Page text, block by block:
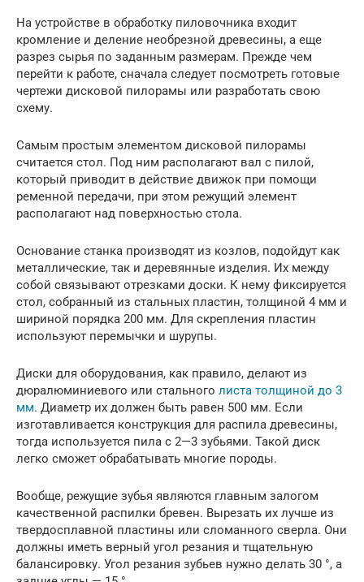
На устройстве в обработку пиловочника входит
кромление и деление необрезной древесины, а еще
разрез сырья по заданным размерам. Прежде чем
перейти к работе, сначала следует посмотреть готовые
чертежи дисковой пилорамы или разработать свою
схему.
Самым простым элементом дисковой пилорамы
считается стол. Под ним располагают вал с пилой,
который приводит в действие движок при помощи
ременной передачи, при этом режущий элемент
располагают над поверхностью стола.
Основание станка производят из козлов, подойдут как
металлические, так и деревянные изделия. Их между
собой связывают отрезками доски. К нему фиксируется
стол, собранный из стальных пластин, толщиной 4 мм и
шириной порядка 200 мм. Для скрепления пластин
используют перемычки и шурупы.
Диски для оборудования, как правило, делают из
дюралюминиевого или стального листа толщиной до 3
мм. Диаметр их должен быть равен 500 мм. Если
изготавливается конструкция для распила древесины,
тогда используется пила с 2—3 зубьями. Такой диск
легко сможет обрабатывать многие породы.
Вообще, режущие зубья являются главным залогом
качественной распилки бревен. Вырезать их лучше из
твердосплавной пластины или сломанного сверла. Они
должны иметь верный угол резания и тщательную
балансировку. Угол резания зубьев нужно делать 30 °, а